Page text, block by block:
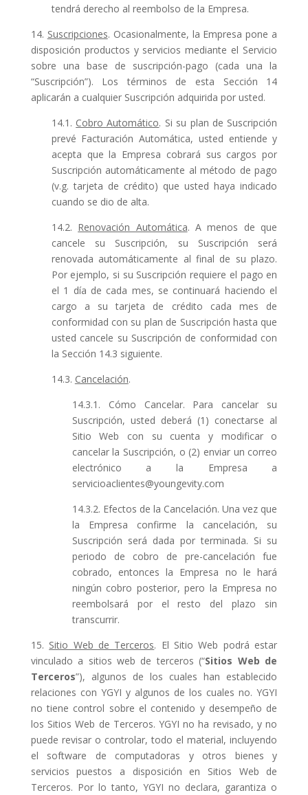
tendrá derecho al reembolso de la Empresa.
14. Suscripciones. Ocasionalmente, la Empresa pone a
disposición productos y servicios mediante el Servicio
sobre una base de suscripción-pago (cada una la
“Suscripción”). Los términos de esta Sección 14
aplicarán a cualquier Suscripción adquirida por usted.
14.1. Cobro Automático. Si su plan de Suscripción
prevé Facturación Automática, usted entiende y
acepta que la Empresa cobrará sus cargos por
Suscripción automáticamente al método de pago
(v.g. tarjeta de crédito) que usted haya indicado
cuando se dio de alta.
14.2. Renovación Automática. A menos de que
cancele su Suscripción, su Suscripción será
renovada automáticamente al final de su plazo.
Por ejemplo, si su Suscripción requiere el pago en
el 1 día de cada mes, se continuará haciendo el
cargo a su tarjeta de crédito cada mes de
conformidad con su plan de Suscripción hasta que
usted cancele su Suscripción de conformidad con
la Sección 14.3 siguiente.
14.3. Cancelación.
14.3.1. Cómo Cancelar. Para cancelar su
Suscripción, usted deberá (1) conectarse al
Sitio Web con su cuenta y modificar o
cancelar la Suscripción, o (2) enviar un correo
electrónico a la Empresa a
servicioaclientes@youngevity.com
14.3.2. Efectos de la Cancelación. Una vez que
la Empresa confirme la cancelación, su
Suscripción será dada por terminada. Si su
periodo de cobro de pre-cancelación fue
cobrado, entonces la Empresa no le hará
ningún cobro posterior, pero la Empresa no
reembolsará por el resto del plazo sin
transcurrir.
15. Sitio Web de Terceros. El Sitio Web podrá estar
vinculado a sitios web de terceros (“Sitios Web de
Terceros”), algunos de los cuales han establecido
relaciones con YGYI y algunos de los cuales no. YGYI
no tiene control sobre el contenido y desempeño de
los Sitios Web de Terceros. YGYI no ha revisado, y no
puede revisar o controlar, todo el material, incluyendo
el software de computadoras y otros bienes y
servicios puestos a disposición en Sitios Web de
Terceros. Por lo tanto, YGYI no declara, garantiza o